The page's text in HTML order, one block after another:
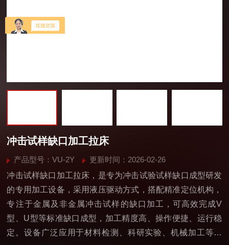
冲击试样缺口加工拉床
产品型号：VU-2Y
更新时间：2026-02-26
冲击试样缺口加工拉床，是专为冲击试验试样缺口成型研发
的专用加工设备，采用液压驱动方式，搭配精准定位机构，
专注于金属及非金属冲击试样的缺口加工，可高效完成V
型、U型等标准缺口成型，加工精度高、操作便捷、运行稳
定。设备广泛应用于材料检测、科研实验、机械加工等领